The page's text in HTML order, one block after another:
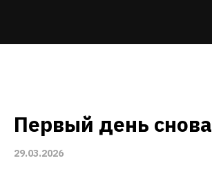
Первый день снова
29.03.2026